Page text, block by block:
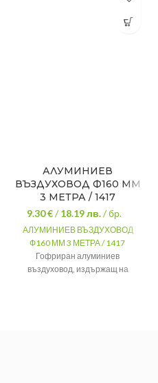
АЛУМИНИЕВ
ВЪЗДУХОВОД Ф160 ММ
3 МЕТРА / 1417
9.30 €/18.19лв./ бр.
АЛУМИНИЕВ ВЪЗДУХОВОД
Ф160 ММ 3 МЕТРА / 1417
Гофриран алуминиев
въздуховод, издържащ на